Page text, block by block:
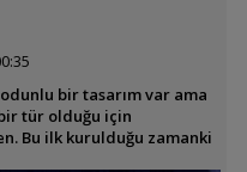
bir tasarım var ama
tür olduğu için
Bu ilk kurulduğu zamanki